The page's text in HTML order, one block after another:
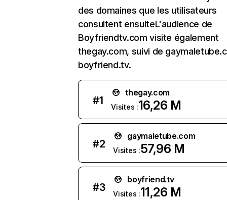
des domaines que les utilisateurs
consultent ensuiteL'audience de
Boyfriendtv.com visite également
thegay.com, suivi de
boyfriend.tv.
#1
thegay.com
Visites :16,26 M
#2
gaymaletube.com
Visites :57,96 M
#3
boyfriend.tv
Visites :11,26 M